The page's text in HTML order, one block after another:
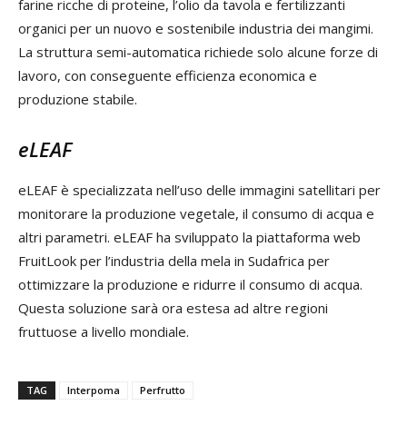
farine ricche di proteine, l’olio da tavola e fertilizzanti
organici per un nuovo e sostenibile industria dei mangimi.
La struttura semi-automatica richiede solo alcune forze di
lavoro, con conseguente efficienza economica e
produzione stabile.
eLEAF
eLEAF è specializzata nell’uso delle immagini satellitari per
monitorare la produzione vegetale, il consumo di acqua e
altri parametri. eLEAF ha sviluppato la piattaforma web
FruitLook per l’industria della mela in Sudafrica per
ottimizzare la produzione e ridurre il consumo di acqua.
Questa soluzione sarà ora estesa ad altre regioni
fruttuose a livello mondiale.
TAG Interpoma Perfrutto